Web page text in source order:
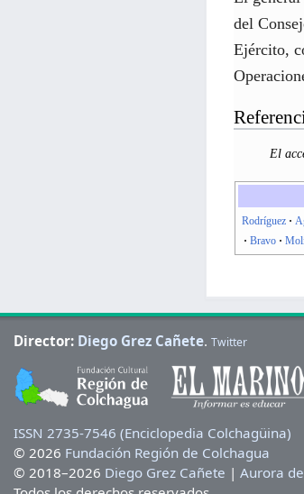
del
Ejército,
El
Rodríguez
Bravo
Director: Diego Grez Cañete.Twitter
ISSN 2735-7546 (Enciclopedia Colchagüina)
© 2026 Fundación Región de Colchagua
© 2018–2026 Diego Grez Cañete |Aurora